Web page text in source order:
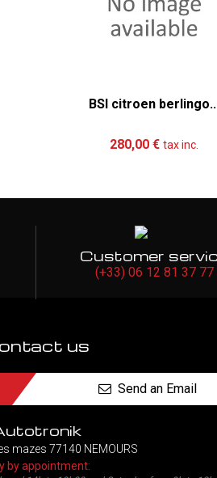
BSI citroen
280,00 €tax inc.
Customer
(+33) 06 12 81 37 77
us
Send an Email
mazes 77140 NEMOURS
by appointment: